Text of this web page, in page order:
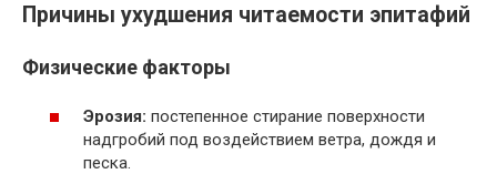
Причины ухудшения читаемости эпитафий
Физические факторы
Эрозия: постепенное стирание поверхности
надгробий под воздействием ветра, дождя и
песка.